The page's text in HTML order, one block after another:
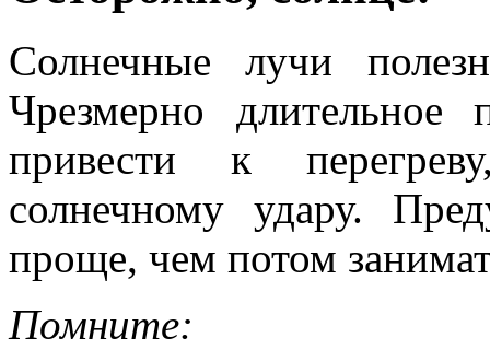
Солнечные лучи
Чрезмерно
привести к
солнечному удару.
проще, чем потом
Помните: